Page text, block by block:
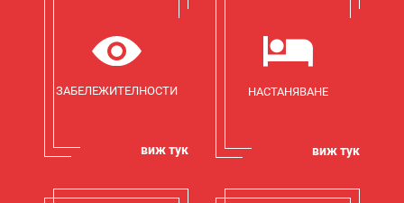
ЗАБЕЛЕЖИТЕЛНОСТИ
виж тук
НАСТАНЯВАНЕ
виж тук